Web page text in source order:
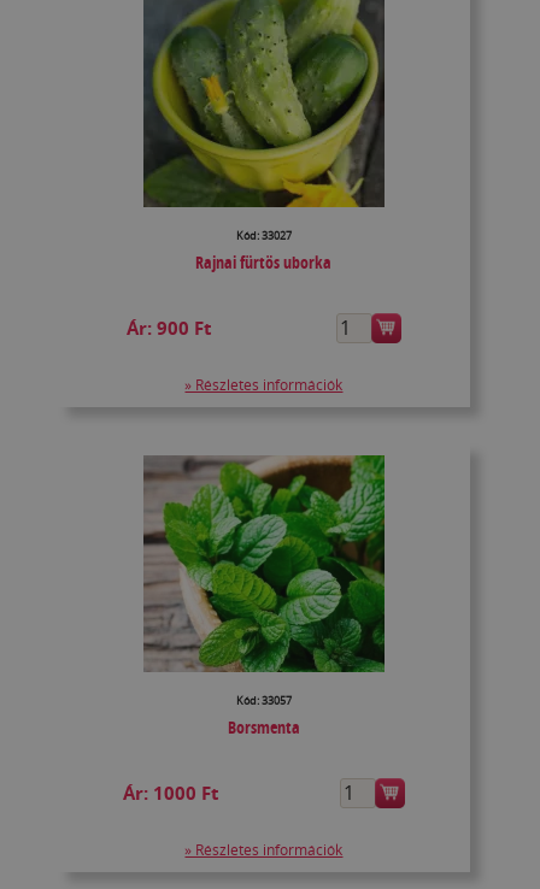
Kód: 33027
Rajnai fürtös uborka
Ár: 900 Ft
» Részletes információk
Kód: 33057
Borsmenta
Ár: 1000 Ft
» Részletes információk